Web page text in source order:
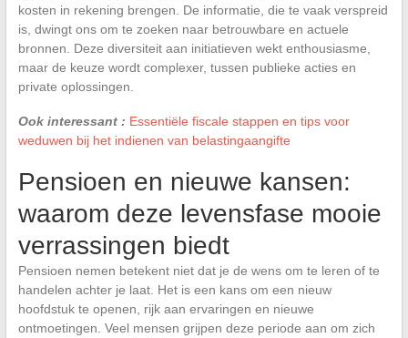
kosten in rekening brengen. De informatie, die te vaak verspreid
is, dwingt ons om te zoeken naar betrouwbare en actuele
bronnen. Deze diversiteit aan initiatieven wekt enthousiasme,
maar de keuze wordt complexer, tussen publieke acties en
private oplossingen.
Ook interessant : Essentiële fiscale stappen en tips voor
weduwen bij het indienen van belastingaangifte
Pensioen en nieuwe kansen:
waarom deze levensfase mooie
verrassingen biedt
Pensioen nemen betekent niet dat je de wens om te leren of te
handelen achter je laat. Het is een kans om een nieuw
hoofdstuk te openen, rijk aan ervaringen en nieuwe
ontmoetingen. Veel mensen grijpen deze periode aan om zich